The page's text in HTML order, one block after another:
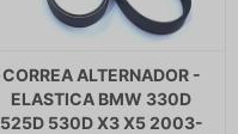
CORREA ALTERNADOR -
ELASTICA BMW 330D
525D 530D X3 X5 2003-